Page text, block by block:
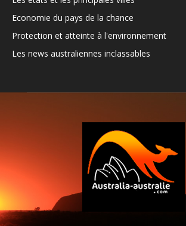
Economie du pays de la chance
Protection et atteinte à l'environnement
Les news australiennes inclassables